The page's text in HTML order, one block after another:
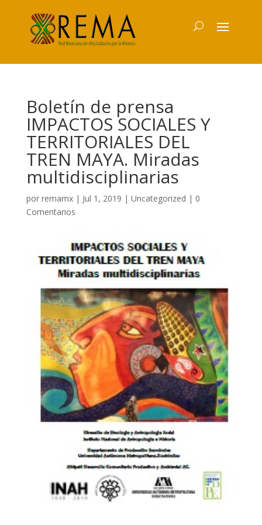
Boletín de prensa
IMPACTOS SOCIALES Y
TERRITORIALES DEL
TREN MAYA. Miradas
multidisciplinarias
por remamx| Jul 1, 2019 | Uncategorized | 0
Comentarios